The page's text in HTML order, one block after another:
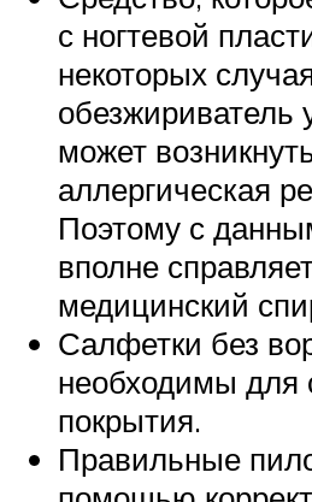
с ногтевой
некоторых
обезжириватель
может
аллергическая
Поэтому с
вполне
медицинский
Салфетки без
необходимы для
покрытия.
Правильные